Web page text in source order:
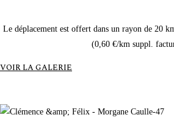
Le déplacement est offert dans un rayon de 20
(0,60 €/km suppl.
VOIR LA GALERIE